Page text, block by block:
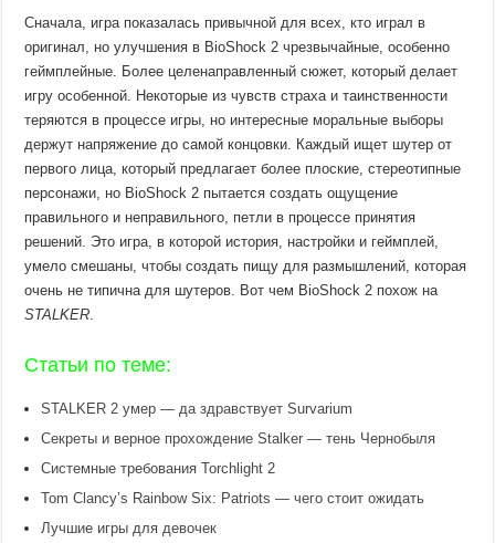
Сначала, игра показалась привычной для всех, кто играл в
оригинал, но улучшения в BioShock 2 чрезвычайные, особенно
геймплейные. Более целенаправленный сюжет, который делает
игру особенной. Некоторые из чувств страха и таинственности
теряются в процессе игры, но интересные моральные выборы
держут напряжение до самой концовки. Каждый ищет шутер от
первого лица, который предлагает более плоские, стереотипные
персонажи, но BioShock 2 пытается создать ощущение
правильного и неправильного, петли в процессе принятия
решений. Это игра, в которой история, настройки и геймплей,
умело смешаны, чтобы создать пищу для размышлений, которая
очень не типична для шутеров. Вот чем BioShock 2 похож на
STALKER
Статьи по теме:
STALKER 2 умер — да здравствует Survarium
Секреты и верное прохождение Stalker — тень Чернобыля
Системные требования Torchlight 2
Tom Clancy’s Rainbow Six: Patriots — чего стоит ожидать
Лучшие игры для девочек